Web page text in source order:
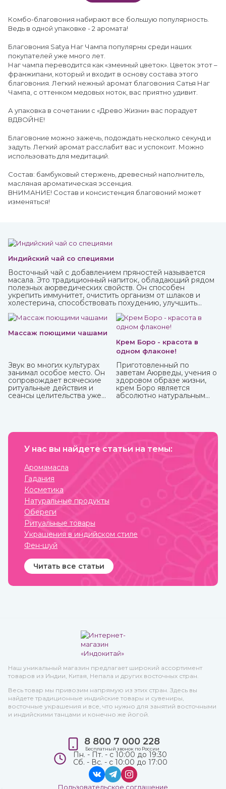
Комбо-благовония набирают все большую популярность.
Ведь в одной упаковке - 2 аромата!
Благовония Satya Наг Чампа популярны среди наших
покупателей уже много лет.
Наг чампа переводится как «змеиный цветок». Цветок этот –
франжипани, который и входит в основу состава этого
благовония. Легкий нежный аромат благовония Сатья Наг
Чампа, с оттенком медовых ноток, вас приятно удивит.
А упаковка в сочетании с «Древо Жизни» вас порадует
ВДВОЙНЕ!
Благовоние можно зажечь, подождать несколько секунд и
задуть. Легкий аромат расслабит вас и успокоит. Можно
использовать для медитаций.
Состав: бамбуковый стержень, древесный наполнитель,
масляная ароматическая эссенция.
ВНИМАНИЕ! Состав и консистенция благовоний может
изменяться!
Индийский чай со специями
Восточный чай с добавлением пряностей называется
масала. Это традиционный напиток, обладающий рядом
полезных аюрведических свойств. Он способен
укрепить иммунитет, очистить организм от шлаков и
холестерина, способствовать похудению, улучшить
Массаж поющими чашами
Звук во многих культурах
занимал особое место. Он
сопровождает всяческие
ритуальные действия и
сеансы целительства уже
Крем Боро - красота в
одном флаконе!
Приготовленный по
заветам Аюрведы, учения о
здоровом образе жизни,
крем Боро является
абсолютно натуральным
антибактериальные и
свойства, благодаря
У нас вы найдете статьи на темы:
Аромамасла
Гадания
Косметика
Натуральные продукты
Обереги
Ритуальные товары
Украшения в индийском стиле
Фен-шуй
Читать все статьи
Наш уникальный магазин предлагает широкий ассортимент
товаров из Индии, Китая, Непала и других восточных стран.
Весь товар мы привозим напрямую из этих стран. Здесь вы
найдете традиционные индийские товары и сувениры,
восточные украшения и все, что нужно для занятий восточными
и индийскими танцами и конечно же йогой.
8 800 7 000 228
Бесплатный звонок по России
Пн. - Пт. - с 10:00 до 19:30
Сб. - Вс. - с 10:00 до 17:00
Пользовательское соглашение